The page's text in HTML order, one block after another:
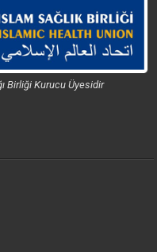
Birliği Kurucu Üyesidir